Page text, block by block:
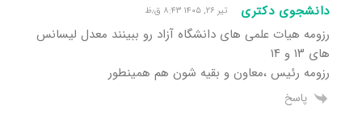
دانشجوی دکتری تیر ۲۶, ۱۴۰۵ ۸:۴۳ ق٫ظ
رزومه هیات علمی های دانشگاه آزاد رو ببینند معدل لیسانس
های ۱۳ و ۱۴
رزومه رئیس ،معاون و بقیه شون هم همینطور
پاسخ